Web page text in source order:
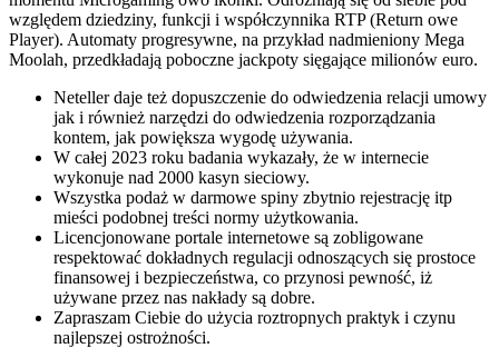
względem dziedziny, funkcji i współczynnika RTP (Return owe
Player). Automaty progresywne, na przykład nadmieniony Mega
Moolah, przedkładają poboczne jackpoty sięgające milionów euro.
Neteller daje też dopuszczenie do odwiedzenia relacji umowy
jak i również narzędzi do odwiedzenia rozporządzania
kontem, jak powiększa wygodę używania.
W całej 2023 roku badania wykazały, że w internecie
wykonuje nad 2000 kasyn sieciowy.
Wszystka podaż w darmowe spiny zbytnio rejestrację itp
mieści podobnej treści normy użytkowania.
Licencjonowane portale internetowe są zobligowane
respektować dokładnych regulacji odnoszących się prostoce
finansowej i bezpieczeństwa, co przynosi pewność, iż
używane przez nas nakłady są dobre.
Zapraszam Ciebie do użycia roztropnych praktyk i czynu
najlepszej ostrożności.